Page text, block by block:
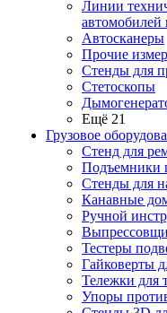
Линии
автомобилей
Автосканеры
Прочие
Стенды для
Стетоскопы
Ещё 21
Грузовое
Стенд для
Подъемники
Стенды для
Канавные
Ручной
Тестеры
Гайковерты
Тележки для
Упоры